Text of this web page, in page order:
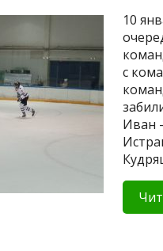
10
с
Иван